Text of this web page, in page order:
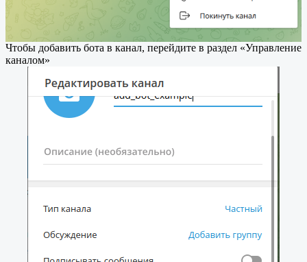
Чтобы добавить бота в канал, перейдите в раздел «Управление
каналом»